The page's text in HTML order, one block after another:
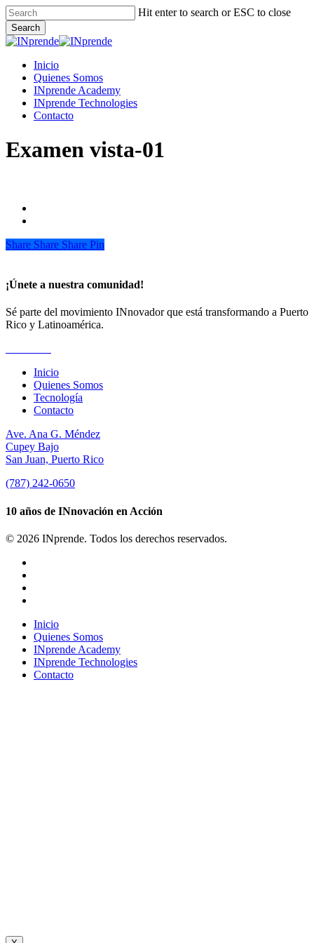
Skip
to
main
content
Hit enter to search or ESC to close
Search
Close
Menu
Inicio
Quienes Somos
INprende Academy
INprende Technologies
Contacto
Examen vista-01
Share
Share Share Share Pin
¡Únete a nuestra comunidad!
Sé parte del movimiento INnovador que está transformando a Puerto
Rico y Latinoamérica.
Inicio
Quienes Somos
Tecnología
Contacto
Ave. Ana G. Méndez
Cupey Bajo
San Juan, Puerto Rico
(787) 242-0650
10 años de INnovación en Acción
© 2026 INprende. Todos los derechos reservados.
Close
Menu
Inicio
Quienes Somos
INprende Academy
INprende Technologies
Contacto